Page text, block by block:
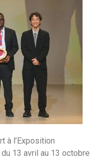
à l’Exposition
13 avril au 13 octobre